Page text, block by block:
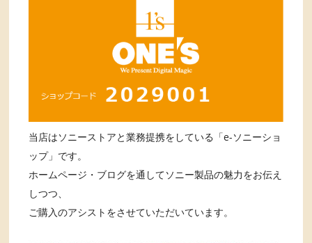
当店はソニーストアと業務提携をしている「e-ソニーショ
ップ」です。
ホームページ・ブログを通してソニー製品の魅力をお伝え
しつつ、
ご購入のアシストをさせていただいています。